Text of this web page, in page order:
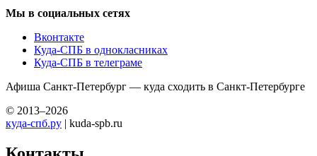
Мы в социальных сетях
Вконтакте
Куда-СПБ в однокласниках
Куда-СПБ в телеграме
Афиша Санкт-Петербург — куда сходить в Санкт-Петербурге
© 2013–2026
куда-спб.ру | kuda-spb.ru